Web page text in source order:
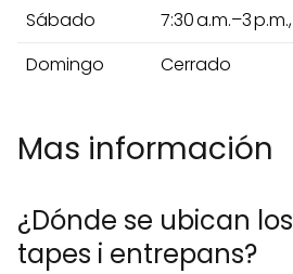
Sábado
7:30 a.m.–3
Domingo
Cerrado
Mas información
¿Dónde se ubican los
tapes i entrepans?